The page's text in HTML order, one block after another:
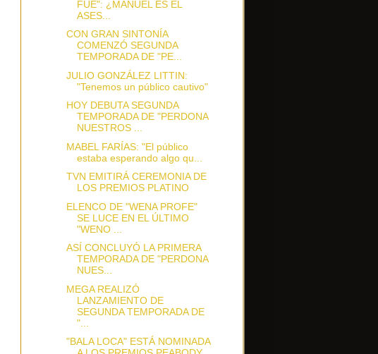
FUE": ¿MANUEL ES EL
ASES...
CON GRAN SINTONÍA
COMENZÓ SEGUNDA
TEMPORADA DE "PE...
JULIO GONZÁLEZ LITTIN:
"Tenemos un público cautivo"
HOY DEBUTA SEGUNDA
TEMPORADA DE "PERDONA
NUESTROS ...
MABEL FARÍAS: "El público
estaba esperando algo qu...
TVN EMITIRÁ CEREMONIA DE
LOS PREMIOS PLATINO
ELENCO DE "WENA PROFE"
SE LUCE EN EL ÚLTIMO
"WENO ...
ASÍ CONCLUYÓ LA PRIMERA
TEMPORADA DE "PERDONA
NUES...
MEGA REALIZÓ
LANZAMIENTO DE
SEGUNDA TEMPORADA DE
"...
"BALA LOCA" ESTÁ NOMINADA